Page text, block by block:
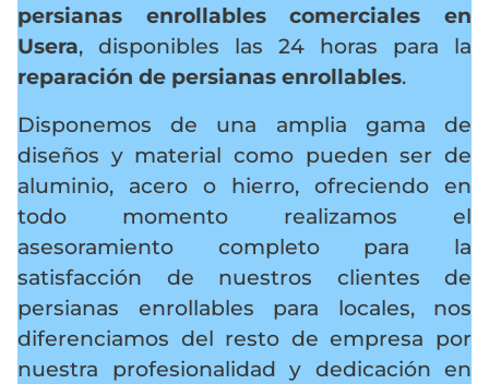
persianas enrollables comerciales en
Usera, disponibles las 24 horas para la
reparación de persianas enrollables.
Disponemos de una amplia gama de
diseños y material como pueden ser de
aluminio, acero o hierro, ofreciendo en
todo momento realizamos el
asesoramiento completo para la
satisfacción de nuestros clientes de
persianas enrollables para locales, nos
diferenciamos del resto de empresa por
nuestra profesionalidad y dedicación en